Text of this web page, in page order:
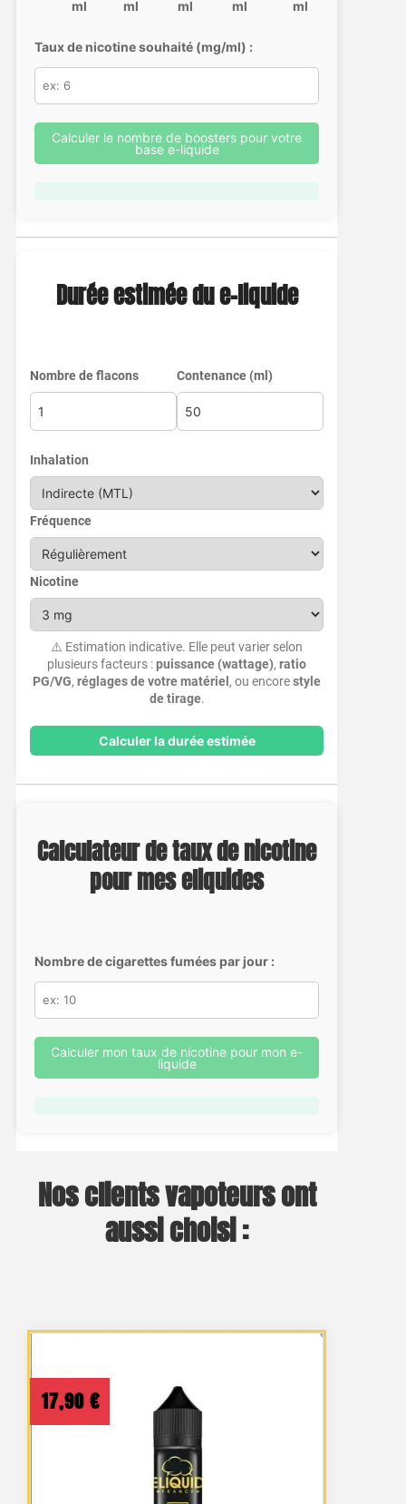
ml
ml
ml
ml
ml
Taux de nicotine souhaité (mg/ml) :
Calculer le nombre de boosters pour votre
base e-liquide
Durée estimée du e-liquide
Nombre de flacons Contenance (ml)
Inhalation
Fréquence
Nicotine
⚠️ Estimation indicative. Elle peut varier selon
plusieurs facteurs :puissance (wattage),ratio
PG/VG,réglages de votre matériel , ou encorestyle
de tirage.
Calculer la durée estimée
Calculateur de taux de nicotine
pour mes eliquides
Nombre de cigarettes fumées par jour :
Calculer mon taux de nicotine pour mon e-
liquide
Nos clients vapoteurs ont
aussi choisi :
17,90 €